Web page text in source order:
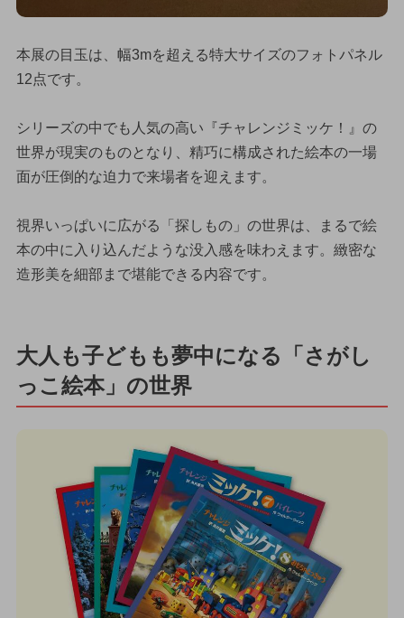
本展の目玉は、幅3mを超える特大サイズのフォトパネル
12点です。
シリーズの中でも人気の高い『チャレンジミッケ！』の
世界が現実のものとなり、精巧に構成された絵本の一場
面が圧倒的な迫力で来場者を迎えます。
視界いっぱいに広がる「探しもの」の世界は、まるで絵
本の中に入り込んだような没入感を味わえます。緻密な
造形美を細部まで堪能できる内容です。
大人も子どもも夢中になる「さがし
っこ絵本」の世界